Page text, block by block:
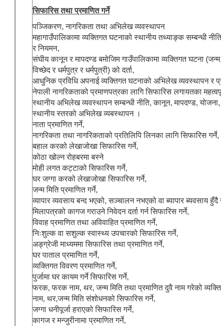
सिफारिस तथा प्रमाणित गर्ने
पञ्जिकरण, नागरिकता तथा अभिलेख व्यवस्थापन
महागाउँपालिकामा व्यक्तिगत घटनाको स्थानीय तथ्याङ्क सम्बन्धी
र नियमन,
संघीय कानून र मापदण्ड बमोजिम गाउँपालिकामा व्यक्तिगत घटना
विच्छेद र धर्मपुत्र र धर्मपुत्री) को दर्ता,
आधुनिक प्रविधि अपनाई व्यक्तिगत घटनाको अभिलेख व्यवस्थापन र
नेपाली नागरिकताको प्रमाणपत्रका लागि सिफारिस लगायतका
स्थानीय अभिलेख व्यवस्थापन सम्बन्धी नीति, कानून, मापदण्ड, योजना,
स्थानीय स्तरको अभिलेख व्यबस्थापन ।
नाता प्रमाणित गर्ने,
नागरिकता तथा नागरिकताको प्रतिलिपि लिनका लागि सिफारिस गर्ने,
बहाल करको लेखाजोखा सिफारिस गर्ने,
कोठा खोल्न रोहबरमा बस्ने
मोही लगत कट्टाको सिफारिस गर्ने,
घर जग्गा करको लेखाजोखा सिफारिस गर्ने,
जन्म मिति प्रमाणित गर्ने,
व्यापार व्यवसाय बन्द भएको, सञ्चालन नभएको वा ब्यापार ब्यवसाय
मिलापत्रको कागज गराउने निवेदन दर्ता गर्न सिफारिस गर्ने,
विवाह प्रमाणित तथा अविवाहित प्रमाणित गर्ने,
निःशुल्क वा सशुल्क स्वास्थ्य उपचारको सिफारिस गर्ने,
अङ्ग्रेजी माध्यममा सिफारिस तथा प्रमाणित गर्ने,
घर पाताल प्रमाणित गर्ने,
व्यक्तिगत विवरण प्रमाणित गर्ने,
पुर्जामा घर कायम गर्ने सिफारिस गर्ने,
फरक, फरक नाम, थर, जन्म मिति तथा प्रमाणित दुवै नाम गरेको व्यक्ति
नाम, थर,जन्म मिति संशोधनको सिफारिस गर्ने,
जग्गा धनीपूर्जा हराएको सिफारिस गर्ने,
कागज र मन्जुरीनामा प्रमाणित गर्ने,